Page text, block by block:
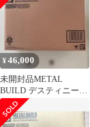
¥46,000
未開封品METAL
BUILD デスティニーガ
ンダム SOUL RED Ver.